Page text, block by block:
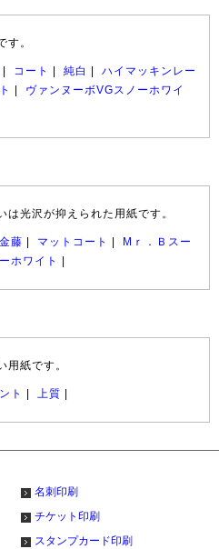
す。
コート 純白
ハイマッキンレー
ヴァンヌーボVGスノーホワイ
光沢が抑えられた用紙です。
藤 マットコート
Mｒ．Ｂスー
ホワイト
用紙です。
ト 上質
名刺印刷
チケット印刷
スタンプカード印刷